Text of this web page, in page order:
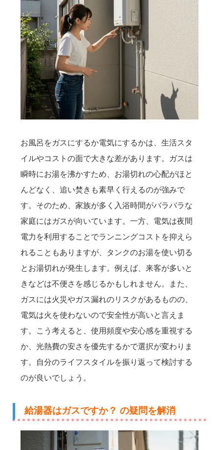
お風呂をガスにするか電気にするかは、生活スタ
イルやコストの面で大きな差があります。ガスは
瞬時にお湯を沸かすため、お湯切れの心配がほと
んどなく、追い焚きも素早く行えるのが強みで
す。そのため、家族が多く入浴時間がバラバラな
家庭にはガスが向いています。一方、電気は夜間
電力を利用することでランニングコストを抑えら
れることもありますが、タンクのお湯を使い切る
とお湯切れが発生します。例えば、来客が多いと
きなどは不便さを感じるかもしれません。また、
ガスには火災やガス漏れのリスクがあるものの、
電気は火を使わないので安全性が高いと言えま
す。こう考えると、使用頻度や安心感を重視する
か、光熱費の安さを優先するかで選択が変わりま
す。自分のライフスタイルを振り返って検討する
のが良いでしょう。
給湯器はガスですか？ の疑問を解消